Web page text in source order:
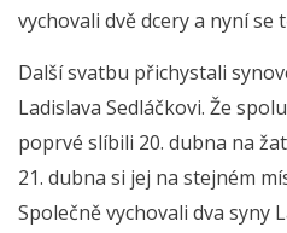
vychovali dvě dcery a nyní se
Další svatbu přichystali
Ladislava Sedláčkovi. Že
poprvé slíbili 20. dubna na
21. dubna si jej na stejném
Společně vychovali dva syny